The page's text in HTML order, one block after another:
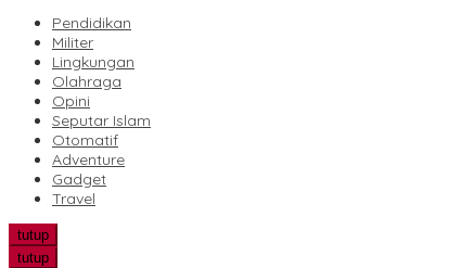
Pendidikan
Militer
Lingkungan
Olahraga
Opini
Seputar Islam
Otomatif
Adventure
Gadget
Travel
tutup
tutup